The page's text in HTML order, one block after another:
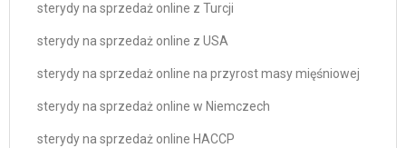
sterydy na sprzedaż online z Turcji
sterydy na sprzedaż online z USA
sterydy na sprzedaż online na przyrost masy mięśniowej
sterydy na sprzedaż online w Niemczech
sterydy na sprzedaż online HACCP